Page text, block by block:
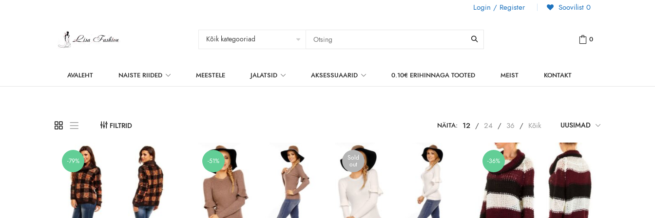
Login / Register Soovilist 0
0
AVALEHT NAISTE RIIDED MEESTELE JALATSID AKSESSUAARID 0.10€ ERIHINNAGA TOOTED MEIST KONTAKT
FILTRID NÄITA: 12 / 24 / 36 / Kõik UUSIMAD
-79% -51%
Sold
out
-36%